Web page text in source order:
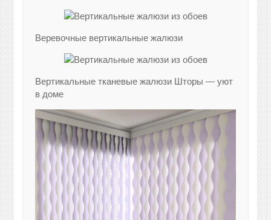
Веревочные вертикальные жалюзи
Вертикальные тканевые жалюзи Шторы — уют
в доме